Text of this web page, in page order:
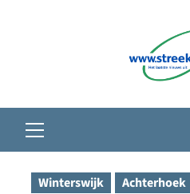
menu
Winterswijk Achterhoek